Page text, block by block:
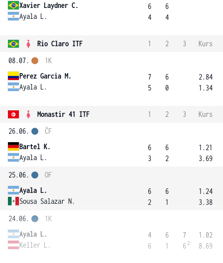
Xavier Laydner C.
Ayala L.
6
4
6
4
Rio Claro ITF 1 2 3
Kurs
08.07.
Perez Garcia M.
Ayala L.
1K
7
5
6
0
2.84
1.34
Monastir 41 ITF 1 2 3
Kurs
26.06.
Bartel K.
Ayala L.
ČF
6
3
6
2
1.21
3.69
25.06.
Ayala L.
Sousa Salazar N.
OF
6
2
6
1
1.24
3.38
24.06.
Ayala L.
Keller L.
1K
4
6
6
1
7
6 2
1.02
8.69